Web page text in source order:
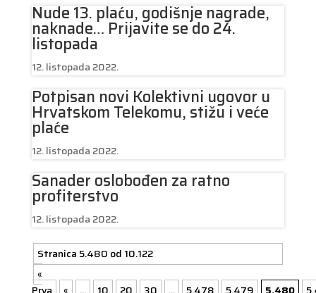
Nude 13. plaću, godišnje nagrade,
naknade… Prijavite se do 24.
listopada
12. listopada 2022.
Potpisan novi Kolektivni ugovor u
Hrvatskom Telekomu, stižu i veće
plaće
12. listopada 2022.
Sanader oslobođen za ratno
profiterstvo
12. listopada 2022.
Stranica 5.480 od 10.122
«